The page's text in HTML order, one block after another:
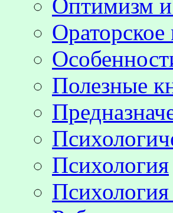
Оптимизм
Ораторское
Полезные
Психология